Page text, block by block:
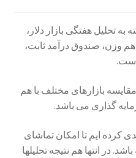
به تحلیل هفتگی بازار دلار،
صندوق درآمد ثابت،
است.
بازارهای مختلف با هم
گذاری می باشد.
کرده ایم تا امکان تماشای
در انتها هم نتیجه تحلیلها